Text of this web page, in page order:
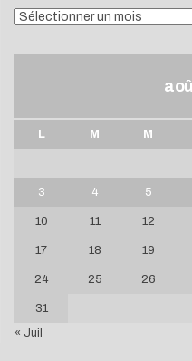
ARCHIVES
L M M
3 4 5
10 11 12
17 18 19
24 25 26
31
« Juil